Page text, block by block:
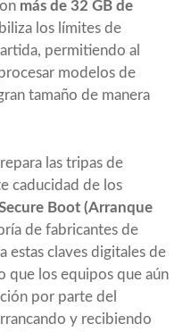
más de 32 GB de
los límites de
permitiendo al
modelos de
tamaño de manera
las tripas de
caducidad de los
Boot (Arranque
de fabricantes de
estas claves digitales de
que los equipos que aún
por parte del
y recibiendo